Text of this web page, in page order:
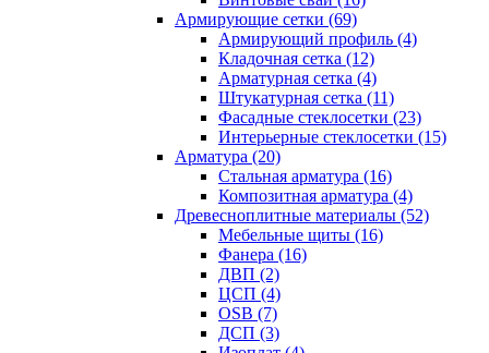
Армирующие сетки (69)
Армирующий профиль (4)
Кладочная сетка (12)
Арматурная сетка (4)
Штукатурная сетка (11)
Фасадные стеклосетки (23)
Интерьерные стеклосетки (15)
Арматура (20)
Стальная арматура (16)
Композитная арматура (4)
Древесноплитные материалы (52)
Мебельные щиты (16)
Фанера (16)
ДВП (2)
ЦСП (4)
OSB (7)
ДСП (3)